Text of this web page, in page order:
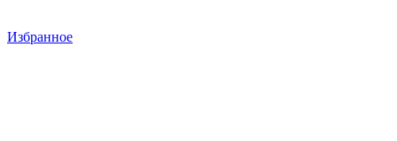
Избранное